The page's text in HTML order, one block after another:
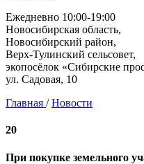
Ежедневно 10:00-19:00
Новосибирская область,
Новосибирский район,
Верх-Тулинский сельсовет,
экопосёлок «Сибирские
ул. Садовая, 10
Главная / Новости
20
При покупке земельного